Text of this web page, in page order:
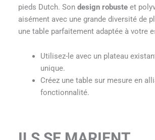
pieds Dutch. Son design robusteet
aisément avec une grande diversité de
une table parfaitement adaptée à votre
Utilisez-le avec un plateau
unique.
Créez une table sur mesure en
fonctionnalité.